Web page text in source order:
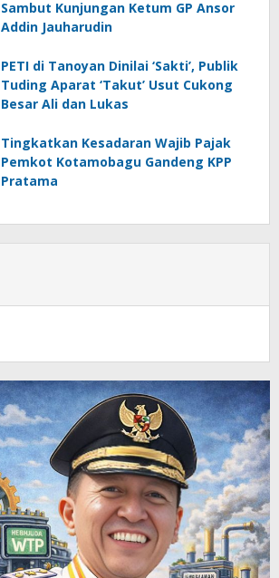
Sambut Kunjungan Ketum GP Ansor
Addin Jauharudin
PETI di Tanoyan Dinilai ‘Sakti’, Publik
Tuding Aparat ‘Takut’ Usut Cukong
Besar Ali dan Lukas
Tingkatkan Kesadaran Wajib Pajak
Pemkot Kotamobagu Gandeng KPP
Pratama